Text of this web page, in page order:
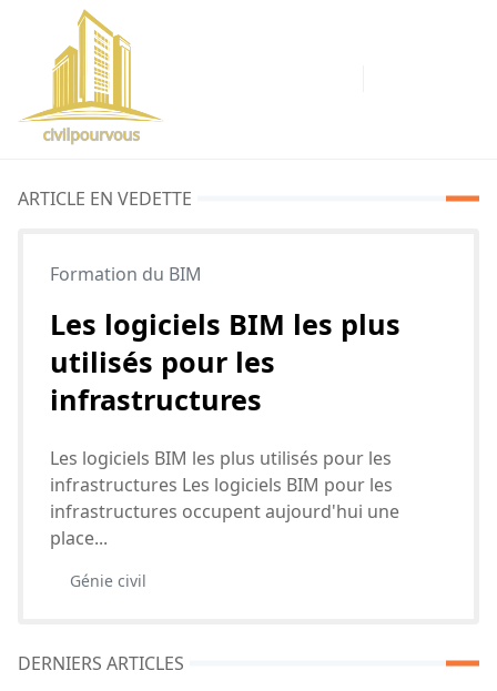
ARTICLE EN VEDETTE
Formation du BIM
Les logiciels BIM les plus
utilisés pour les
infrastructures
Les logiciels BIM les plus utilisés pour les
infrastructures Les logiciels BIM pour les
infrastructures occupent aujourd'hui une
place...
Génie civil
DERNIERS ARTICLES